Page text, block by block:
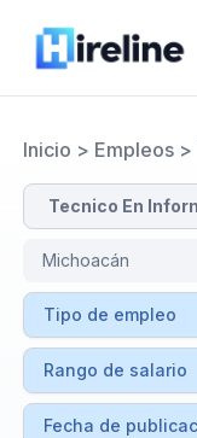
Inicio > Empleos>